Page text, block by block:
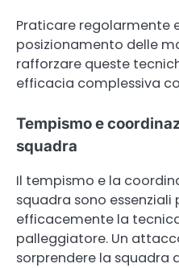
Praticare regolarmente
posizionamento delle
rafforzare queste
efficacia complessiva
Tempismo e
squadra
Il tempismo e la
squadra sono essenziali
efficacemente la
palleggiatore. Un
sorprendere la squadra